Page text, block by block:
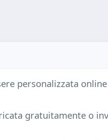
personalizzata online
gratuitamente o